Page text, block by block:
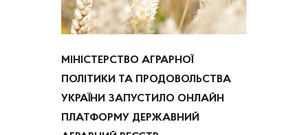
МІНІСТЕРСТВО АГРАРНОЇ
ПОЛІТИКИ ТА ПРОДОВОЛЬСТВА
УКРАЇНИ ЗАПУСТИЛО ОНЛАЙН
ПЛАТФОРМУ ДЕРЖАВНИЙ